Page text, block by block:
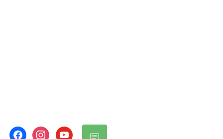
facebookinstagram
youtube